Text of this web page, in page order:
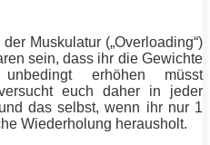
Muskulatur („Overloading“)
sein, dass ihr die Gewichte
erhöhen müsst
euch daher in jeder
das selbst, wenn ihr nur 1
Wiederholung herausholt.